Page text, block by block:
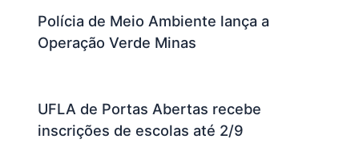
Polícia de Meio Ambiente lança a
Operação Verde Minas
UFLA de Portas Abertas recebe
inscrições de escolas até 2/9